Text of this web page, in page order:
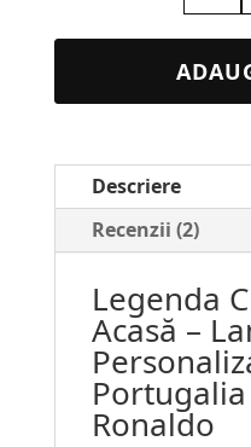
Descriere
Recenzii (2)
Legenda
Acasă –
Ronaldo